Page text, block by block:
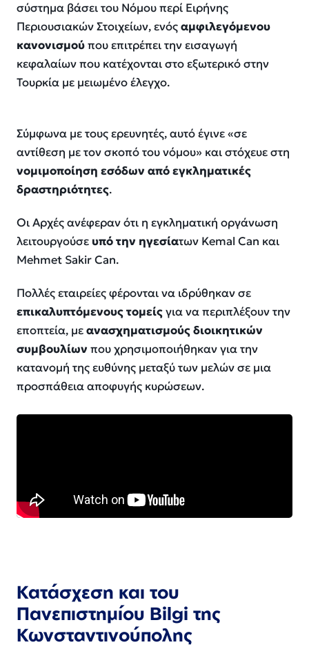
σύστημα βάσει του Νόμου περί Ειρήνης
Περιουσιακών Στοιχείων, ενόςαμφιλεγόμενου
κανονισμούπου επιτρέπει την εισαγωγή
κεφαλαίων που κατέχονται στο εξωτερικό στην
Τουρκία με μειωμένο έλεγχο.
Σύμφωνα με τους ερευνητές, αυτό έγινε «σε
αντίθεση με τον σκοπό του νόμου» και στόχευε στη
νομιμοποίηση εσόδων από εγκληματικές
δραστηριότητες.
Οι Αρχές ανέφεραν ότι η εγκληματική οργάνωση
λειτουργούσε υπό την ηγεσίατων Kemal Can και
Mehmet Sakir Can.
Πολλές εταιρείες φέρονται να ιδρύθηκαν σε
επικαλυπτόμενους τομείςγια να περιπλέξουν την
εποπτεία, μεανασχηματισμούς διοικητικών
συμβουλίωνπου χρησιμοποιήθηκαν για την
κατανομή της ευθύνης μεταξύ των μελών σε μια
προσπάθεια αποφυγής κυρώσεων.
Κατάσχεση και του
Πανεπιστημίου Bilgi της
Κωνσταντινούπολης